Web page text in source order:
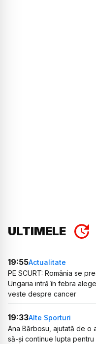
ULTIMELE
19:55Actualitate
PE SCURT: România se
Ungaria intră în febra
veste despre cancer
19:33Alte Sporturi
Ana Bărbosu, ajutată de o
să-și continue lupta pentru